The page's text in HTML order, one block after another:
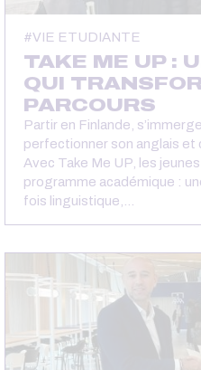
VIE ETUDIANTE
TAKE ME UP :
QUI
PARCOURS
Partir en Finlande,
perfectionner son anglais et
Avec Take Me UP, les
programme académique :
fois linguistique,…